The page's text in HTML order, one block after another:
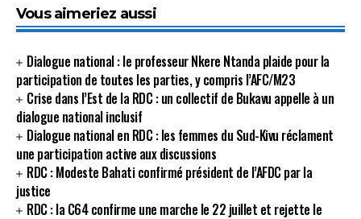
Vous aimeriez aussi
Dialogue national : le professeur Nkere Ntanda plaide pour la
participation de toutes les parties, y compris l’AFC/M23
Crise dans l’Est de la RDC : un collectif de Bukavu appelle à un
dialogue national inclusif
Dialogue national en RDC : les femmes du Sud-Kivu réclament
une participation active aux discussions
RDC : Modeste Bahati confirmé président de l’AFDC par la
justice
RDC : la C64 confirme une marche le 22 juillet et rejette le